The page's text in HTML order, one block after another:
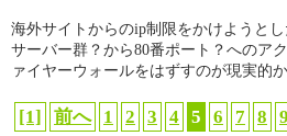
海外サイトからのip制限をかけようと
サーバー群？から80番ポート？へのア
ァイヤーウォールをはずすのが現実的か
[1] 前へ 1 2 3 4 5 6 7 8 9